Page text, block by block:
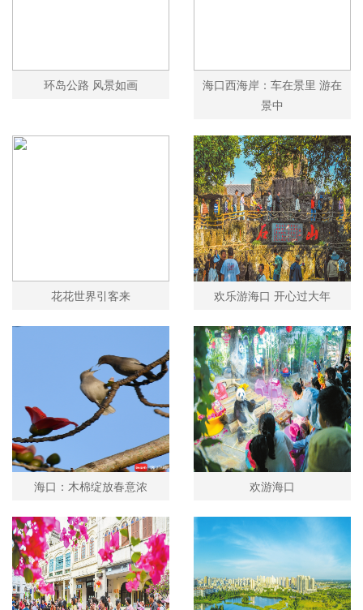
环岛公路 风景如画
海口西海岸：车在景里 游在
景中
花花世界引客来 欢乐游海口 开心过大年
海口：木棉绽放春意浓 欢游海口